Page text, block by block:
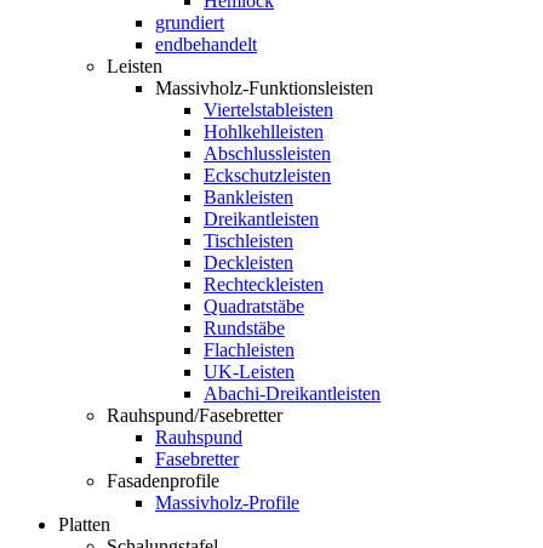
grundiert
endbehandelt
Leisten
Massivholz-Funktionsleisten
Viertelstableisten
Hohlkehlleisten
Abschlussleisten
Eckschutzleisten
Bankleisten
Dreikantleisten
Tischleisten
Deckleisten
Rechteckleisten
Quadratstäbe
Rundstäbe
Flachleisten
UK-Leisten
Abachi-Dreikantleisten
Rauhspund/Fasebretter
Rauhspund
Fasebretter
Fasadenprofile
Massivholz-Profile
Platten